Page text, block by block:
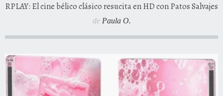
RPLAY: El cine bélico clásico resucita en HD con Patos Salvajes
de Paula O.